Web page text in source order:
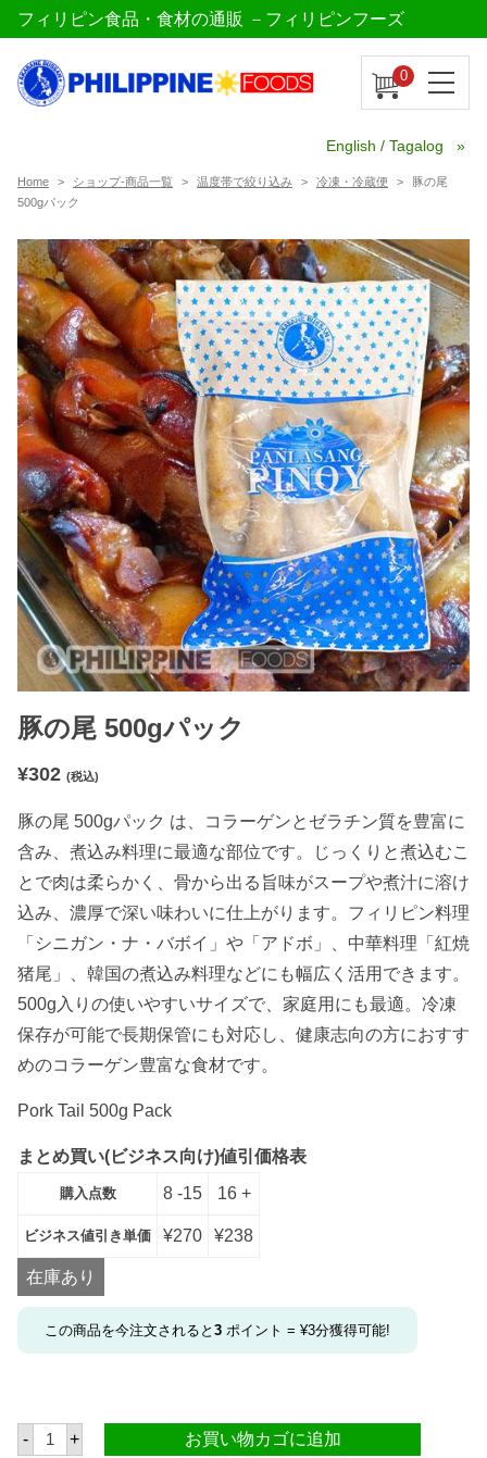
フィリピン食品・食材の通販 －フィリピンフーズ
0
English / Tagalog
Home ショップ-商品一覧 温度帯で絞り込み 冷凍・冷蔵便
豚の尾
500gパック
豚の尾 500gパック
¥302 (税込)
豚の尾 500gパック は、コラーゲンとゼラチン質を豊富に
含み、煮込み料理に最適な部位です。じっくりと煮込むこ
とで肉は柔らかく、骨から出る旨味がスープや煮汁に溶け
込み、濃厚で深い味わいに仕上がります。フィリピン料理
「シニガン・ナ・バボイ」や「アドボ」、中華料理「紅焼
猪尾」、韓国の煮込み料理などにも幅広く活用できます。
500g入りの使いやすいサイズで、家庭用にも最適。冷凍
保存が可能で長期保管にも対応し、健康志向の方におすす
めのコラーゲン豊富な食材です。
Pork Tail 500g Pack
まとめ買い(ビジネス向け)値引価格表
購入点数 8 -15 16 +
ビジネス値引き単価 ¥270 ¥238
在庫あり
この商品を今注文されると 3 ポイント = ¥3分獲得可能!
- 豚
の
+ お買い物カゴに追加